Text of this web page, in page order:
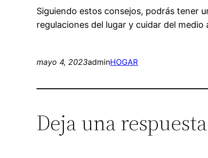
Siguiendo estos consejos, podrás tener
regulaciones del lugar y cuidar del medio
mayo 4, 2023adminHOGAR
Deja una respuesta